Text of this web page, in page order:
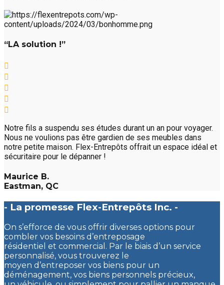
“LA solution !”
Notre fils a suspendu ses études durant un an pour voyager.
Nous ne voulions pas être gardien de ses meubles dans
notre petite maison. Flex-Entrepôts offrait un espace idéal et
sécuritaire pour le dépanner !
Maurice B.
Eastman, QC
- La promesse Flex-Entrepôts Inc. -
On s’efforce de vous offrir diverses options pour
combler vos besoins d’entreposage
résidentiel et commercial. Par le biais d’un service
personnalisé, vous trouverez le
moyen d’entreposer vos biens pour un
déménagement, vos biens personnels précieux,